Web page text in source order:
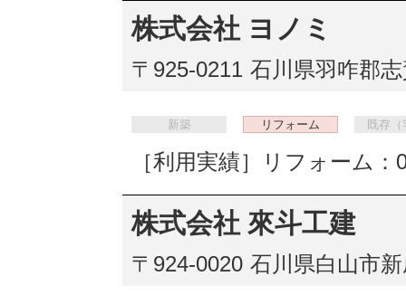
株式会社 ヨノミ
〒925-0211 石川県羽咋郡
新築 リフォーム 既存（
［利用実績］リフォーム：
株式会社 來斗工建
〒924-0020 石川県白山市